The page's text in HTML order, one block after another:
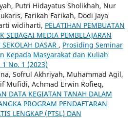
Putri Hidayatus Sholikhah, Nur
Farikah Farikah, Dodi Jaya
widiharti, PELATIHAN PEMBUATAN
SEBAGAI MEDIA PEMBELAJARAN
DASAR , Prosiding Seminar
Kepada Masyarakat dan Kuliah
No. 1 (2023)
Sofrul Akhriyah, Muhammad Agil,
Mufidi, Achmad Erwin Rofieq,
DATA KEGIATAN TANAH DALAM
PROGRAM PENDAFTARAN
LENGKAP (PTSL) DAN